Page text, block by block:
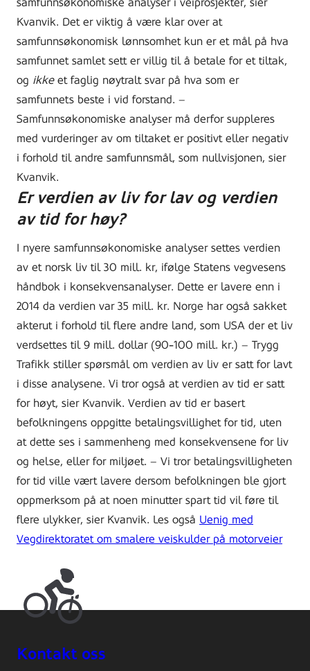
Kvanvik. Det er viktig å være klar over at
samfunnsøkonomisk lønnsomhet kun er et mål på hva
samfunnet samlet sett er villig til å betale for et tiltak,
og ikke et faglig nøytralt svar på hva som er
samfunnets beste i vid forstand. –
Samfunnsøkonomiske analyser må derfor suppleres
med vurderinger av om tiltaket er positivt eller negativ
i forhold til andre samfunnsmål, som nullvisjonen, sier
Kvanvik.
Er verdien av liv for lav og verdien
av tid for høy?
I nyere samfunnsøkonomiske analyser settes verdien
av et norsk liv til 30 mill. kr, ifølge Statens vegvesens
håndbok i konsekvensanalyser. Dette er lavere enn i
2014 da verdien var 35 mill. kr. Norge har også sakket
akterut i forhold til flere andre land, som USA der et liv
verdsettes til 9 mill. dollar (90-100 mill. kr.) – Trygg
Trafikk stiller spørsmål om verdien av liv er satt for lavt
i disse analysene. Vi tror også at verdien av tid er satt
for høyt, sier Kvanvik. Verdien av tid er basert
befolkningens oppgitte betalingsvillighet for tid, uten
at dette ses i sammenheng med konsekvensene for liv
og helse, eller for miljøet. – Vi tror betalingsvilligheten
for tid ville vært lavere dersom befolkningen ble gjort
oppmerksom på at noen minutter spart tid vil føre til
flere ulykker, sier Kvanvik. Les også Uenig med
Vegdirektoratet om smalere veiskulder på motorveier
Kontakt oss